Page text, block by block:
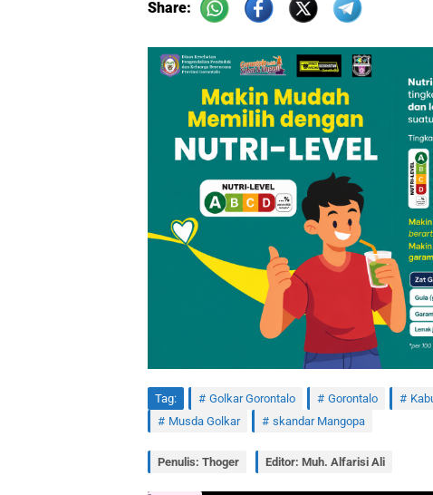
Share:
Tag: Golkar Gorontalo Gorontalo
Musda Golkar
skandar Mangopa
Penulis: Thoger Editor: Muh. Alfarisi Ali